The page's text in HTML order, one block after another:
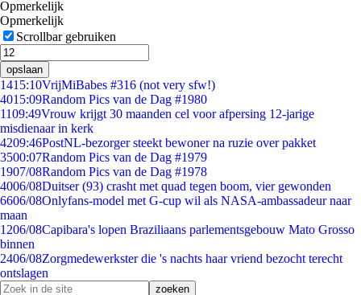
Opmerkelijk
Opmerkelijk
Scrollbar gebruiken
opslaan
1415:10VrijMiBabes #316 (not very sfw!)
4015:09Random Pics van de Dag #1980
1109:49Vrouw krijgt 30 maanden cel voor afpersing 12-jarige
misdienaar in kerk
4209:46PostNL-bezorger steekt bewoner na ruzie over pakket
3500:07Random Pics van de Dag #1979
1907/08Random Pics van de Dag #1978
4006/08Duitser (93) crasht met quad tegen boom, vier gewonden
6606/08Onlyfans-model met G-cup wil als NASA-ambassadeur naar
maan
1206/08Capibara's lopen Braziliaans parlementsgebouw Mato Grosso
binnen
2406/08Zorgmedewerkster die 's nachts haar vriend bezocht terecht
ontslagen